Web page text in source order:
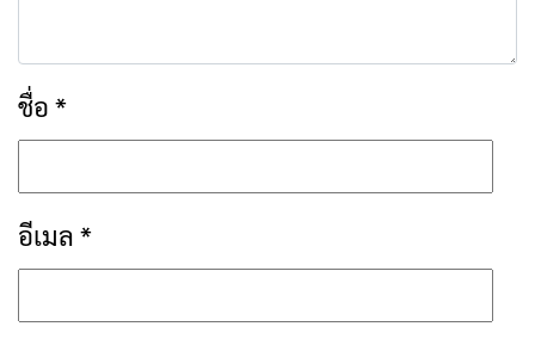
ชื่อ *
อีเมล *